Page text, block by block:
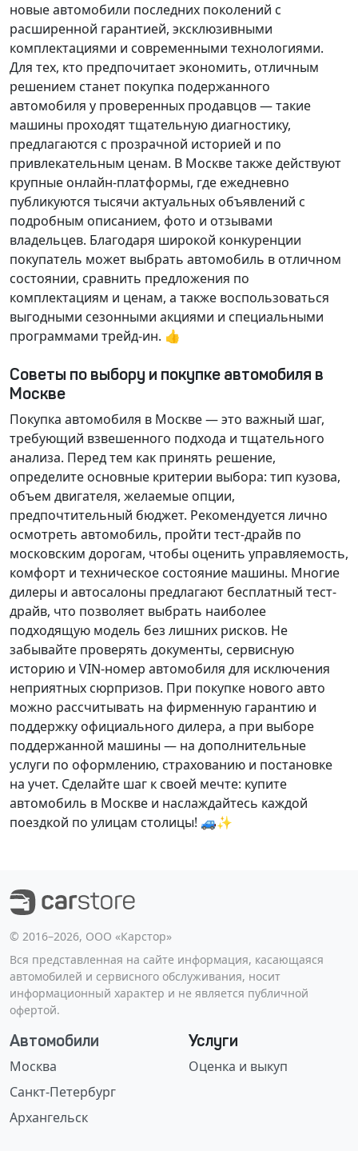
новые автомобили последних поколений с
расширенной гарантией, эксклюзивными
комплектациями и современными технологиями.
Для тех, кто предпочитает экономить, отличным
решением станет покупка подержанного
автомобиля у проверенных продавцов — такие
машины проходят тщательную диагностику,
предлагаются с прозрачной историей и по
привлекательным ценам. В Москве также действуют
крупные онлайн-платформы, где ежедневно
публикуются тысячи актуальных объявлений с
подробным описанием, фото и отзывами
владельцев. Благодаря широкой конкуренции
покупатель может выбрать автомобиль в отличном
состоянии, сравнить предложения по
комплектациям и ценам, а также воспользоваться
выгодными сезонными акциями и специальными
программами трейд-ин. 👍
Советы по выбору и покупке автомобиля в
Москве
Покупка автомобиля в Москве — это важный шаг,
требующий взвешенного подхода и тщательного
анализа. Перед тем как принять решение,
определите основные критерии выбора: тип кузова,
объем двигателя, желаемые опции,
предпочтительный бюджет. Рекомендуется лично
осмотреть автомобиль, пройти тест-драйв по
московским дорогам, чтобы оценить управляемость,
комфорт и техническое состояние машины. Многие
дилеры и автосалоны предлагают бесплатный тест-
драйв, что позволяет выбрать наиболее
подходящую модель без лишних рисков. Не
забывайте проверять документы, сервисную
историю и VIN-номер автомобиля для исключения
неприятных сюрпризов. При покупке нового авто
можно рассчитывать на фирменную гарантию и
поддержку официального дилера, а при выборе
поддержанной машины — на дополнительные
услуги по оформлению, страхованию и постановке
на учет. Сделайте шаг к своей мечте: купите
автомобиль в Москве и наслаждайтесь каждой
поездкой по улицам столицы! 🚙✨
©️ 2016–2026, ООО «Карстор»
Вся представленная на сайте информация, касающаяся
автомобилей и сервисного обслуживания, носит
информационный характер и не является публичной
офертой.
Автомобили
Москва
Санкт-Петербург
Архангельск
Услуги
Оценка и выкуп